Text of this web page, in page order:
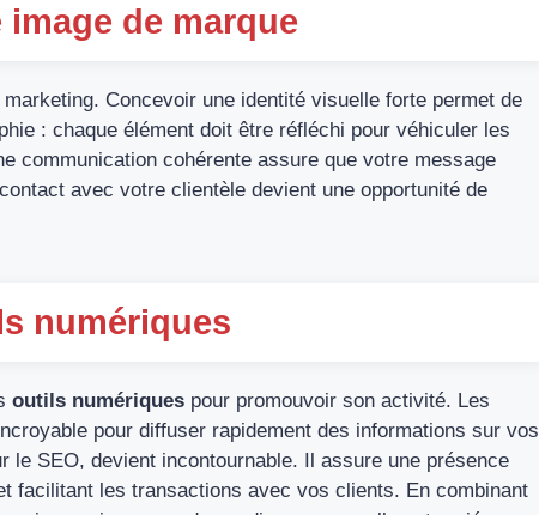
de marque
marketing. Concevoir une identité visuelle forte permet de
: chaque élément doit être réfléchi pour véhiculer les
communication cohérente assure que votre message
avec votre clientèle devient une opportunité de
numériques
outils numériques pour promouvoir son activité. Les
pour diffuser rapidement des informations sur vos
le SEO, devient incontournable. Il assure une présence
facilitant les transactions avec vos clients. En combinant